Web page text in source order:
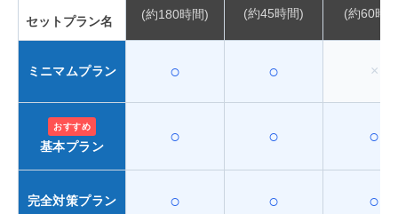
セットプラン名
(約180時間)
(約45時間)
(約60時
ミニマムプラン ○ ○ ×
おすすめ
基本プラン
○ ○ ○
完全対策プラン ○ ○ ○